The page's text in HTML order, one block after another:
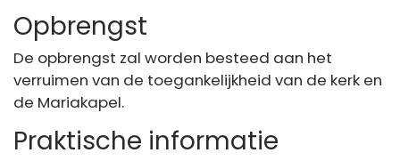
Opbrengst
De opbrengst zal worden besteed aan het
verruimen van de toegankelijkheid van de kerk en
de Mariakapel.
Praktische informatie